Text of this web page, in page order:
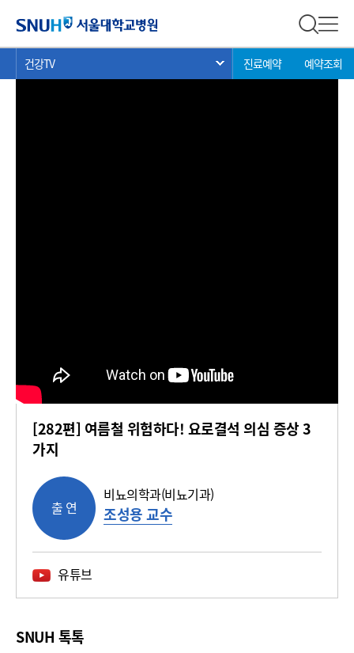
전체 검
현
재
건강TV 서브 메뉴 목록 열기
진료예약 예약조회
건강 TV
[282편] 여름철 위험하다! 요로결석 의심 증상 3
가지
출 연
비뇨의학과(비뇨기과)
조성용 교수
유튜브
SNUH 톡톡